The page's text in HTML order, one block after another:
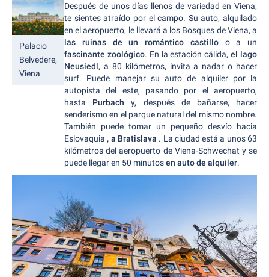
Palacio
Belvedere,
Viena
Después de unos días llenos de variedad en Viena,
te sientes atraído por el campo. Su auto, alquilado
en el aeropuerto, le llevará a los Bosques de Viena, a
las ruinas de un romántico castilloo a un
fascinante zoológico. En la estación cálida,el lago
Neusiedl, a 80 kilómetros, invita a nadar o hacer
surf. Puede manejar su auto de alquiler por la
autopista del este, pasando por el aeropuerto,
hasta Purbach y, después de bañarse, hacer
senderismo en el parque natural del mismo nombre.
También puede tomar un pequeño desvío hacia
Eslovaquia , a Bratislava . La ciudad está a unos 63
kilómetros del aeropuerto de Viena-Schwechat y se
puede llegar en 50 minutosen auto de alquiler.